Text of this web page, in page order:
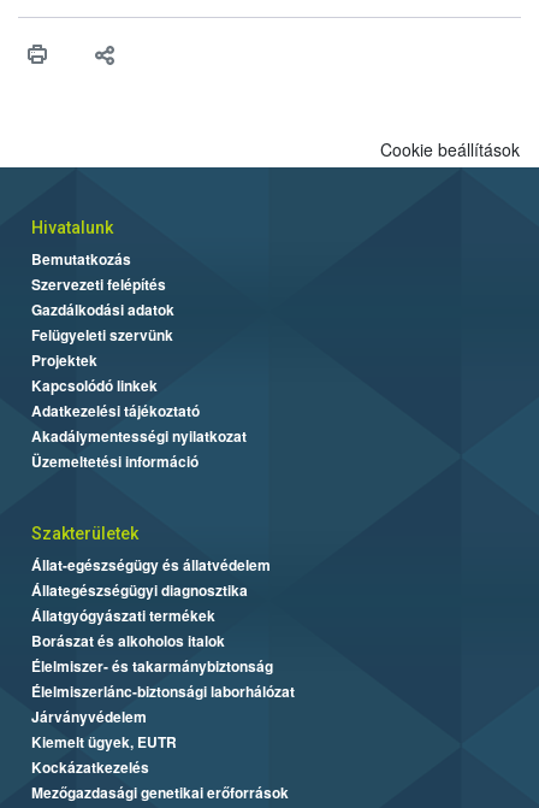
vonni az ebek viselkedésének megítélésében jártas szakértőt.
Cookie beállítások
Hivatalunk
Bemutatkozás
Szervezeti felépítés
Gazdálkodási adatok
Felügyeleti szervünk
Projektek
Kapcsolódó linkek
Adatkezelési tájékoztató
Akadálymentességi nyilatkozat
Üzemeltetési információ
Szakterületek
Állat-egészségügy és állatvédelem
Állategészségügyi diagnosztika
Állatgyógyászati termékek
Borászat és alkoholos italok
Élelmiszer- és takarmánybiztonság
Élelmiszerlánc-biztonsági laborhálózat
Járványvédelem
Kiemelt ügyek, EUTR
Kockázatkezelés
Mezőgazdasági genetikai erőforrások